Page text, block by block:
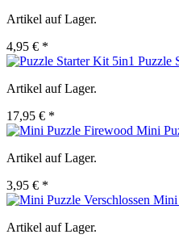
Artikel auf Lager.
4,95 € *
Puzzle
Artikel auf Lager.
17,95 € *
Mini
Artikel auf Lager.
3,95 € *
Mini
Artikel auf Lager.